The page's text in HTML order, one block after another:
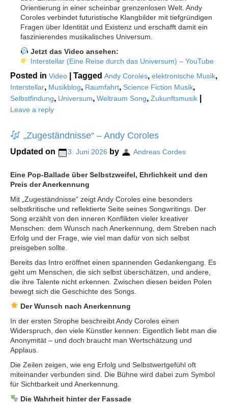
Orientierung in einer scheinbar grenzenlosen Welt. Andy
Coroles verbindet futuristische Klangbilder mit tiefgründigen
Fragen über Identität und Existenz und erschafft damit ein
faszinierendes musikalisches Universum.
Jetzt das Video ansehen:
Interstellar (Eine Reise durch das Universum) – YouTube
Posted in Video Tagged Andy Coroles, elektronische Musik,
Interstellar, Musikblog, Raumfahrt, Science Fiction Musik,
Selbstfindung, Universum, Weltraum Song, Zukunftsmusik
Leave a reply
„Zugeständnisse“ – Andy Coroles
Updated on 3. Juni 2026 by Andreas Cordes
Eine Pop-Ballade über Selbstzweifel, Ehrlichkeit und den
Preis der Anerkennung
Mit „Zugeständnisse“ zeigt Andy Coroles eine besonders
selbstkritische und reflektierte Seite seines Songwritings. Der
Song erzählt von den inneren Konflikten vieler kreativer
Menschen: dem Wunsch nach Anerkennung, dem Streben nach
Erfolg und der Frage, wie viel man dafür von sich selbst
preisgeben sollte.
Bereits das Intro eröffnet einen spannenden Gedankengang. Es
geht um Menschen, die sich selbst überschätzen, und andere,
die ihre Talente nicht erkennen. Zwischen diesen beiden Polen
bewegt sich die Geschichte des Songs.
Der Wunsch nach Anerkennung
In der ersten Strophe beschreibt Andy Coroles einen
Widerspruch, den viele Künstler kennen: Eigentlich liebt man die
Anonymität – und doch braucht man Wertschätzung und
Applaus.
Die Zeilen zeigen, wie eng Erfolg und Selbstwertgefühl oft
miteinander verbunden sind. Die Bühne wird dabei zum Symbol
für Sichtbarkeit und Anerkennung.
Die Wahrheit hinter der Fassade